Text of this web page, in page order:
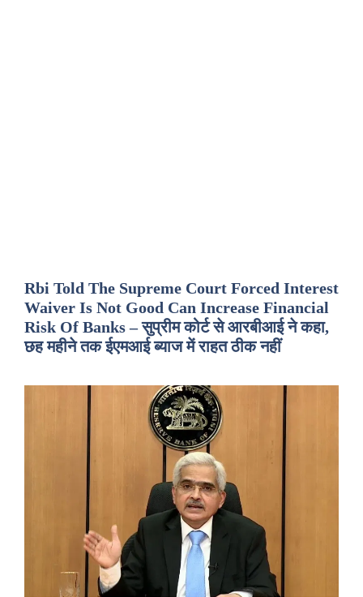
Rbi Told The Supreme Court Forced Interest
Waiver Is Not Good Can Increase Financial
Risk Of Banks – सुप्रीम कोर्ट से आरबीआई ने कहा,
छह महीने तक ईएमआई ब्याज में राहत ठीक नहीं